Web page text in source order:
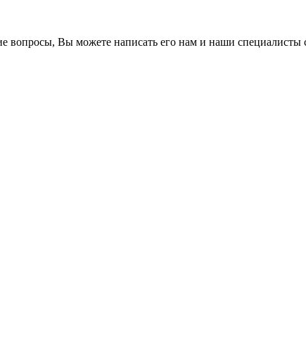
Вы можете написать его нам и наши специалисты